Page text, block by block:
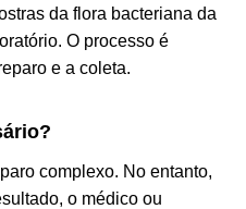
da flora bacteriana da
O processo é
e a coleta.
complexo. No entanto,
o médico ou